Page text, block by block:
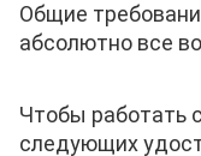
Общие
абсолютно все
Чтобы работать
следующих